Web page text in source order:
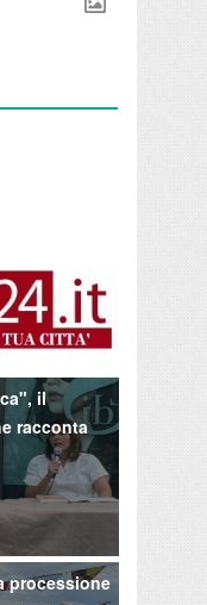
il
racconta
processione